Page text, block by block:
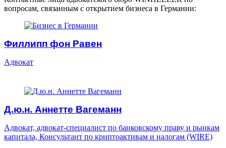
вопросам, связанным с открытием бизнеса в Германии:
Филлипп фон Равен
Адвокат
Д.ю.н. Аннетте Вагеманн
Адвокат, адвокат-специалист по банковскому праву и рынкам
капитала, Консультант по криптоактивам и налогам (WIRE)